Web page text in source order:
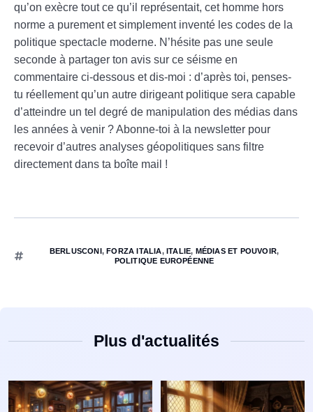
qu’on exècre tout ce qu’il représentait, cet homme hors
norme a purement et simplement inventé les codes de la
politique spectacle moderne. N’hésite pas une seule
seconde à partager ton avis sur ce séisme en
commentaire ci-dessous et dis-moi : d’après toi, penses-
tu réellement qu’un autre dirigeant politique sera capable
d’atteindre un tel degré de manipulation des médias dans
les années à venir ? Abonne-toi à la newsletter pour
recevoir d’autres analyses géopolitiques sans filtre
directement dans ta boîte mail !
BERLUSCONI,FORZA ITALIA, ITALIE, MÉDIAS ET POUVOIR,
POLITIQUE EUROPÉENNE
Plus d'actualités